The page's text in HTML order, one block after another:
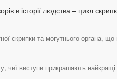
в історії людства – цикл
скрипки та могутнього органа, що
чиї виступи прикрашають найкращі